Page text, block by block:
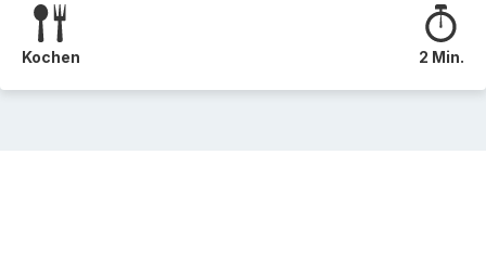
Kochen 2 Min.